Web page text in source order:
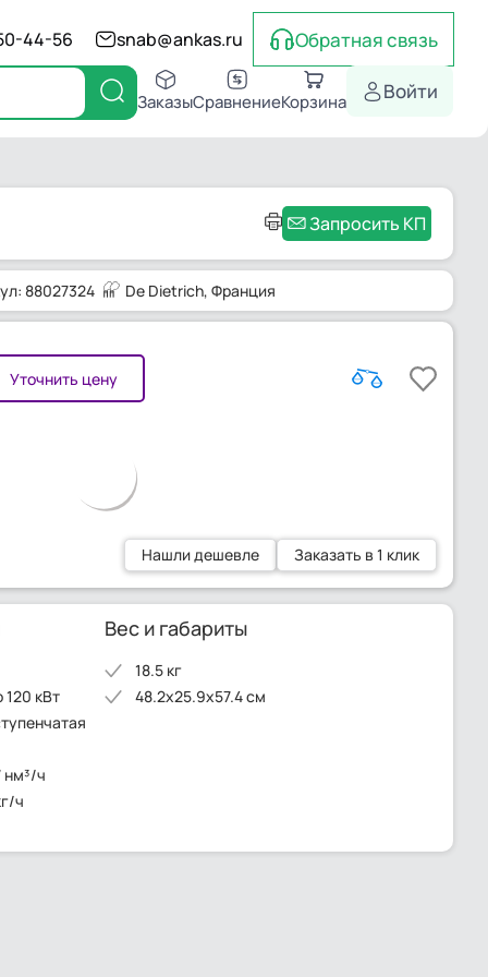
44-56 snab@ankas.ru Обратная связь
ЗаказыСравнениеКорзина Войти
Запросить КП
88027324 De Dietrich, Франция
Уточнить цену
Нашли дешевле Заказать в 1 клик
кВт
нм³/ч
ч
Вес и габариты
18.5 кг
48.2x25.9x57.4 см